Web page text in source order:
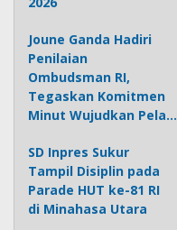
Joune Ganda Hadiri
Penilaian
Ombudsman RI,
Tegaskan Komitmen
Minut Wujudkan Pela…
SD Inpres Sukur
Tampil Disiplin pada
Parade HUT ke-81 RI
di Minahasa Utara